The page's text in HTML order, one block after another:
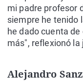
mi padre profesor
siempre he tenido
he dado cuenta
más", reflexionó la
Alejandro